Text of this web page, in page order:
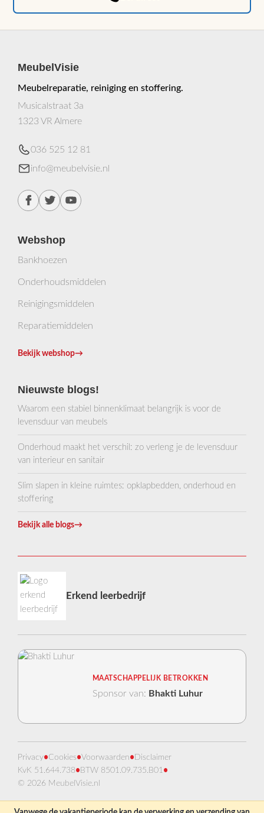
MeubelVisie
Meubelreparatie, reiniging en stoffering.
Musicalstraat 3a
1323 VR Almere
036 525 12 81
info@meubelvisie.nl
Webshop
Bankhoezen
Onderhoudsmiddelen
Reinigingsmiddelen
Reparatiemiddelen
Bekijk webshop→
Nieuwste blogs!
Waarom een stabiel binnenklimaat belangrijk is voor de
levensduur van meubels
Onderhoud maakt het verschil: zo verleng je de levensduur
van interieur en sanitair
Slim slapen in kleine ruimtes: opklapbedden, onderhoud en
stoffering
Bekijk alle blogs→
Erkend leerbedrijf
MAATSCHAPPELIJK BETROKKEN
Sponsor van: Bhakti Luhur
Privacy•Cookies•Voorwaarden• Disclaimer
KvK 51.644.738• BTW 8501.09.735.B01 •
© 2026 MeubelVisie.nl